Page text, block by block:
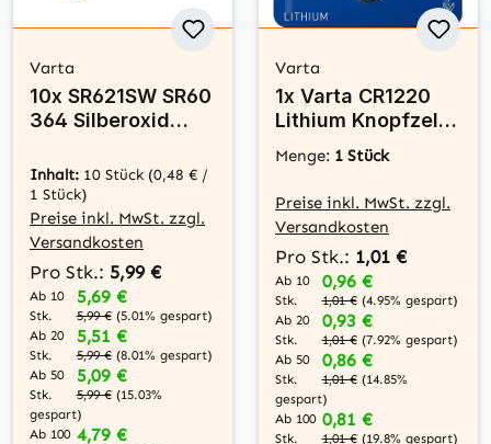
Varta
10x SR621SW SR60
364 Silberoxid
V
Inhalt: 10 Stück (0,48 € /
1 Stück)
Preise inkl. MwSt. zzgl.
Versandkosten
Pro Stk.: 5,99 €
Ab 10
Stk.
5,69 €
5,99 € (5.01% gespart)
Ab 20
Stk.
5,51 €
5,99 € (8.01% gespart)
Ab 50
Stk.
5,09 €
5,99 € (15.03%
gespart)
Ab 100 4,79 €
Varta
1x Varta CR1220
Lithium Knopfzelle
3V Batterie
Menge: 1 Stück
Preise inkl. MwSt. zzgl.
Versandkosten
Pro Stk.: 1,01 €
Ab 10
Stk.
0,96 €
1,01 € (4.95% gespart)
Ab 20
Stk.
0,93 €
1,01 € (7.92% gespart)
Ab 50
Stk.
0,86 €
1,01 € (14.85%
gespart)
Ab 100
Stk.
0,81 €
1,01 € (19.8% gespart)